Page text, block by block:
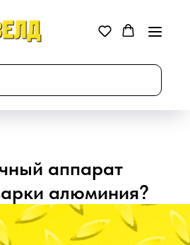
аппарат
алюминия?